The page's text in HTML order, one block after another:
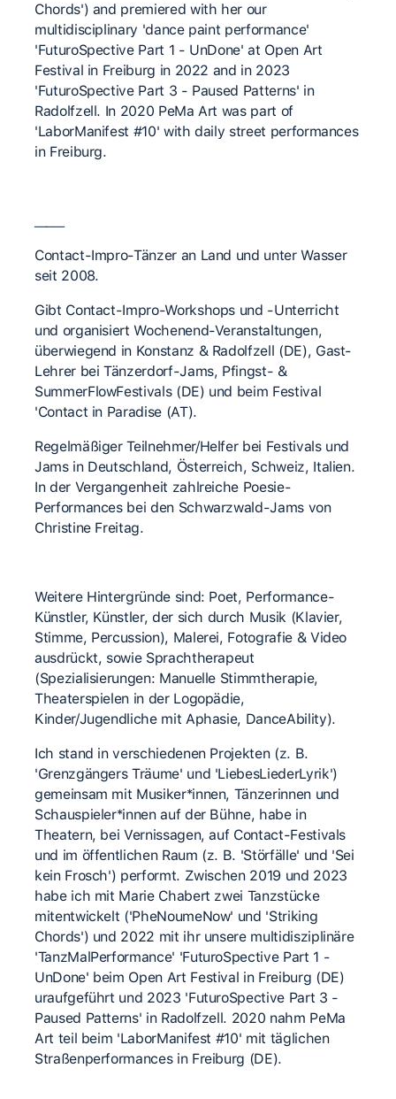
Chords') and premiered with her our
multidisciplinary 'dance paint performance'
'FuturoSpective Part 1 - UnDone' at Open Art
Festival in Freiburg in 2022 and in 2023
'FuturoSpective Part 3 - Paused Patterns' in
Radolfzell. In 2020 PeMa Art was part of
'LaborManifest #10' with daily street performances
in Freiburg.
Contact-Impro-Tänzer an Land und unter Wasser
seit 2008.
Gibt Contact-Impro-Workshops und -Unterricht
und organisiert Wochenend-Veranstaltungen,
überwiegend in Konstanz & Radolfzell (DE), Gast-
Lehrer bei Tänzerdorf-Jams, Pfingst- &
SummerFlowFestivals (DE) und beim Festival
'Contact in Paradise (AT).
Regelmäßiger Teilnehmer/Helfer bei Festivals und
Jams in Deutschland, Österreich, Schweiz, Italien.
In der Vergangenheit zahlreiche Poesie-
Performances bei den Schwarzwald-Jams von
Christine Freitag.
Weitere Hintergründe sind: Poet, Performance-
Künstler, Künstler, der sich durch Musik (Klavier,
Stimme, Percussion), Malerei, Fotografie & Video
ausdrückt, sowie Sprachtherapeut
(Spezialisierungen: Manuelle Stimmtherapie,
Theaterspielen in der Logopädie,
Kinder/Jugendliche mit Aphasie, DanceAbility).
Ich stand in verschiedenen Projekten (z. B.
'Grenzgängers Träume' und 'LiebesLiederLyrik')
gemeinsam mit Musiker*innen, Tänzerinnen und
Schauspieler*innen auf der Bühne, habe in
Theatern, bei Vernissagen, auf Contact-Festivals
und im öffentlichen Raum (z. B. 'Störfälle' und 'Sei
kein Frosch') performt. Zwischen 2019 und 2023
habe ich mit Marie Chabert zwei Tanzstücke
mitentwickelt ('PheNoumeNow' und 'Striking
Chords') und 2022 mit ihr unsere multidisziplinäre
'TanzMalPerformance' 'FuturoSpective Part 1 -
UnDone' beim Open Art Festival in Freiburg (DE)
uraufgeführt und 2023 'FuturoSpective Part 3 -
Paused Patterns' in Radolfzell. 2020 nahm PeMa
Art teil beim 'LaborManifest #10' mit täglichen
Straßenperformances in Freiburg (DE).